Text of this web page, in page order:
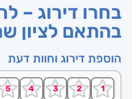
בחרו דירוג –
בהתאם לציון
הוספת דירוג וחוות דעת